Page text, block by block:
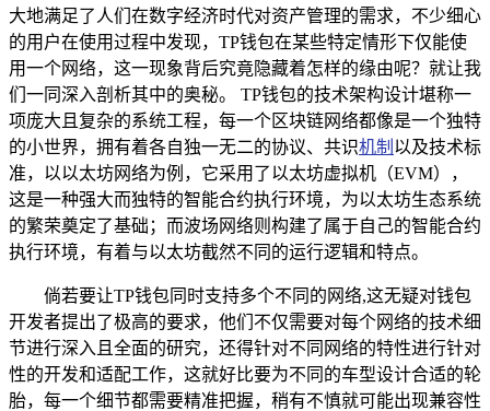
大地满足了人们在数字经济时代对资产管理的需求，不少细心
的用户在使用过程中发现，TP钱包在某些特定情形下仅能使
用一个网络，这一现象背后究竟隐藏着怎样的缘由呢？就让我
们一同深入剖析其中的奥秘。 TP钱包的技术架构设计堪称一
项庞大且复杂的系统工程，每一个区块链网络都像是一个独特
的小世界，拥有着各自独一无二的协议、共识机制 以及技术标
准，以以太坊网络为例，它采用了以太坊虚拟机（EVM），
这是一种强大而独特的智能合约执行环境，为以太坊生态系统
的繁荣奠定了基础；而波场网络则构建了属于自己的智能合约
执行环境，有着与以太坊截然不同的运行逻辑和特点。
倘若要让TP钱包同时支持多个不同的网络,这无疑对钱包
开发者提出了极高的要求，他们不仅需要对每个网络的技术细
节进行深入且全面的研究，还得针对不同网络的特性进行针对
性的开发和适配工作，这就好比要为不同的车型设计合适的轮
胎，每一个细节都需要精准把握，稍有不慎就可能出现兼容性